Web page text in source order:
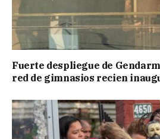
Fuerte despliegue de
red de gimnasios recien